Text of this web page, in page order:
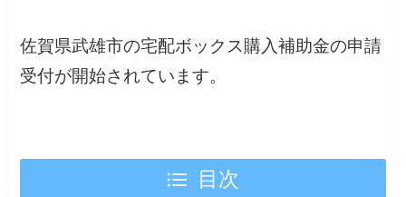
佐賀県武雄市の宅配ボックス購入補助金の申請
受付が開始されています。
目次